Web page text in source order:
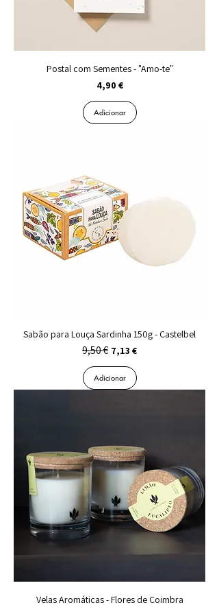
Postal com Sementes - "Amo-te"
Preço
4,90 €
Adicionar
Sabão para Louça Sardinha 150g - Castelbel
Preço normal
9,50 € Preço promocional
7,13 €
Adicionar
Velas Aromáticas - Flores de Coimbra